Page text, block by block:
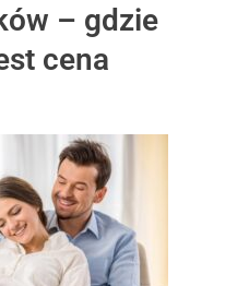
– gdzie
cena